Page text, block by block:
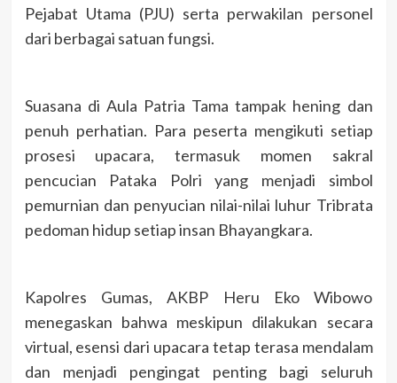
Pejabat Utama (PJU) serta perwakilan personel
dari berbagai satuan fungsi.
Suasana di Aula Patria Tama tampak hening dan
penuh perhatian. Para peserta mengikuti setiap
prosesi upacara, termasuk momen sakral
pencucian Pataka Polri yang menjadi simbol
pemurnian dan penyucian nilai-nilai luhur Tribrata
pedoman hidup setiap insan Bhayangkara.
Kapolres Gumas, AKBP Heru Eko Wibowo
menegaskan bahwa meskipun dilakukan secara
virtual, esensi dari upacara tetap terasa mendalam
dan menjadi pengingat penting bagi seluruh